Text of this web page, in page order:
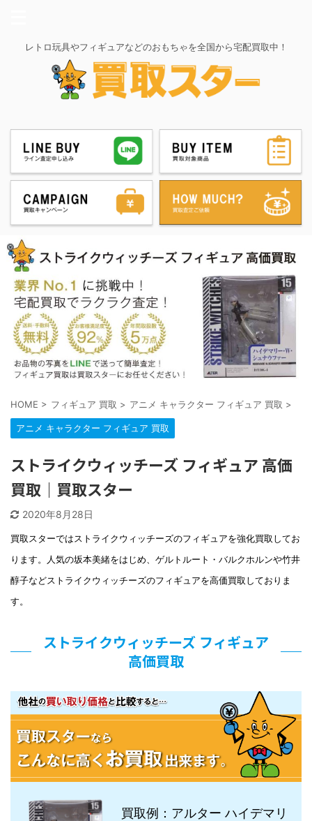
レトロ玩具やフィギュアなどのおもちゃを全国から宅配買取中！
HOME > フィギュア 買取 > アニメ キャラクター フィギュア 買取 >
アニメ キャラクター フィギュア 買取
ストライクウィッチーズ フィギュア 高価
買取｜買取スター
2020年8月28日
買取スターではストライクウィッチーズのフィギュアを強化買取してお
ります。人気の坂本美緒をはじめ、ゲルトルート・バルクホルンや竹井
醇子などストライクウィッチーズのフィギュアを高価買取しておりま
す。
ストライクウィッチーズ フィギュア
高価買取
買取例：アルター ハイデマリ